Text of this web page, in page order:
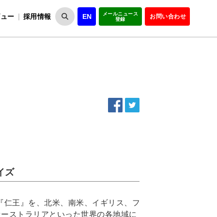
ー 採用情報 EN
メールニュース
登録
お問い合わせ
ズ
王』を、北米、南米、イギリス、フ
ストラリアといった世界の各地域に